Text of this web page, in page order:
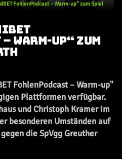
FohlenPodcast – Warm-up“ zum Spiel
WARM-UP“ ZUM
FohlenPodcast – Warm-up"
Plattformen verfügbar.
und Christoph Kramer im
besonderen Umständen auf
die SpVgg Greuther